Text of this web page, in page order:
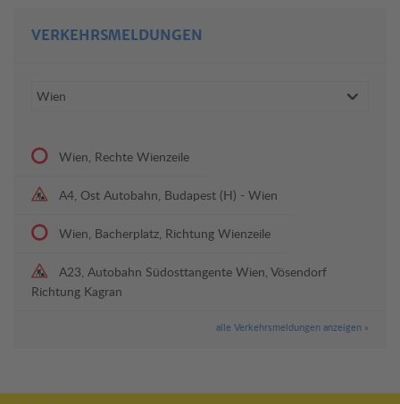
VERKEHRSMELDUNGEN
Wien, Rechte Wienzeile
A4, Ost Autobahn, Budapest (H) - Wien
Wien, Bacherplatz, Richtung Wienzeile
A23, Autobahn Südosttangente Wien, Vösendorf
Richtung Kagran
alle Verkehrsmeldungen anzeigen »